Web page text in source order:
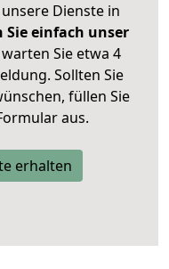
Dienste in
Sie einfach unser
Sie etwa 4
Sollten Sie
füllen Sie
aus.
erhalten